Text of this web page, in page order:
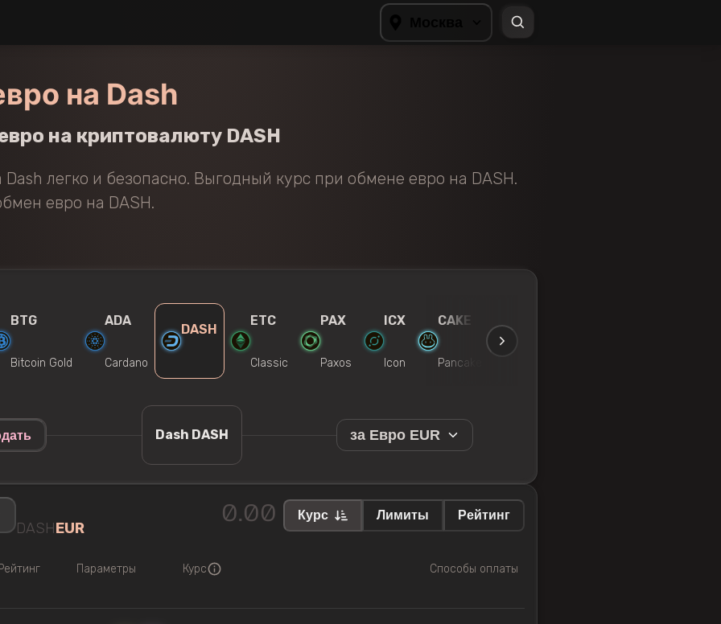
на Dash
на криптовалюту DASH
легко и безопасно. Выгодный курс при обмене евро на DASH.
евро на DASH.
BTG
Bitcoin Gold
ADA
Cardano
DASH
ETC
Classic
PAX
Paxos
ICX
Icon
CAKE
Pancake
Dash DASH за Евро EUR
DASHEUR
Курс Лимиты Рейтинг
Рейтинг Параметры Курс Способы оплаты